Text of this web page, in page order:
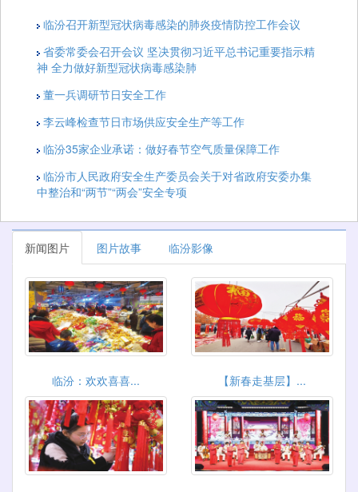
临汾召开新型冠状病毒感染的肺炎疫情防控工作会议
省委常委会召开会议 坚决贯彻习近平总书记重要指示精
神 全力做好新型冠状病毒感染肺
董一兵调研节日安全工作
李云峰检查节日市场供应安全生产等工作
临汾35家企业承诺：做好春节空气质量保障工作
临汾市人民政府安全生产委员会关于对省政府安委办集
中整治和“两节”“两会”安全专项
新闻图片 图片故事 临汾影像
临汾：欢欢喜喜... 【新春走基层】...